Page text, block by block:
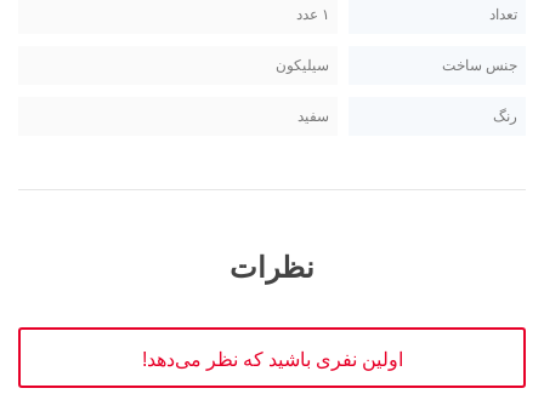
تعداد ۱ عدد
جنس ساخت سیلیکون
رنگ سفید
نظرات
اولین نفری باشید که نظر می‌دهد!